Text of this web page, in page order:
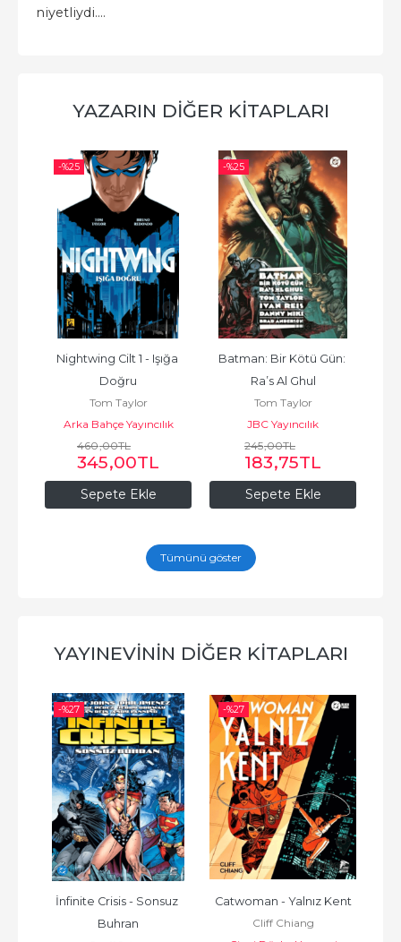
niyetliydi....
YAZARIN DIĞER KITAPLARI
-%25
Sepete Ekle
Nightwing Cilt 1 - Işığa
Doğru
Tom Taylor
Arka Bahçe Yayıncılık
460,00TL
345,00TL
-%25
Sepete Ekle
Batman: Bir Kötü Gün:
Ra’s Al Ghul
Tom Taylor
JBC Yayıncılık
245,00TL
183,75TL
Tümünü göster
YAYINEVININ DIĞER KITAPLARI
-%27
İnfinite Crisis - Sonsuz
Buhran
-%27
Catwoman - Yalnız Kent
Cliff Chiang